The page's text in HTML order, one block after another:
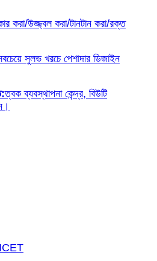
করা/উজ্জ্বল করা/টানটান করা/রক্ত
সুলভ খরচে পেশাদার ডিজাইন
ত্বক ব্যবস্থাপনা কেন্দ্র, বিউটি